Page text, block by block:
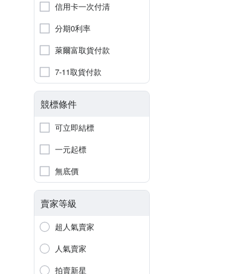
信用卡一次付清
分期0利率
萊爾富取貨付款
7-11取貨付款
競標條件
可立即結標
一元起標
無底價
賣家等級
超人氣賣家
人氣賣家
拍賣新星